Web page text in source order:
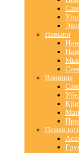
Навыки
Влияние